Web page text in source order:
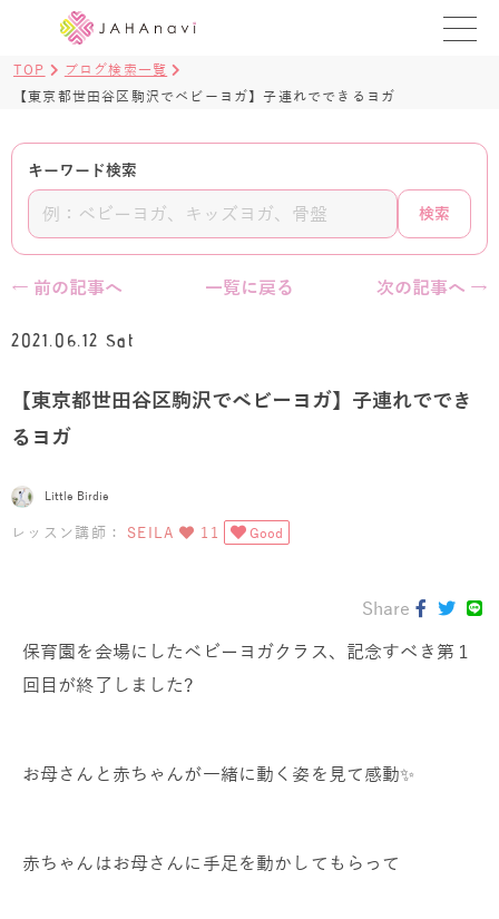
レッスンを探す
BLOG
ヨガ資格講座 ›
TOP
ブログ検索一覧
【東京都世田谷区駒沢でベビーヨガ】子連れでできるヨガ
キーワード検索
検索
← 前の記事へ 一覧に戻る 次の記事へ →
2021.06.12 Sat
【東京都世田谷区駒沢でベビーヨガ】子連れででき
るヨガ
Little Birdie
レッスン講師： SEILA 11 Good
Share
保育園を会場にしたベビーヨガクラス、記念すべき第１
回目が終了しました?
お母さんと赤ちゃんが一緒に動く姿を見て感動✨
赤ちゃんはお母さんに手足を動かしてもらって